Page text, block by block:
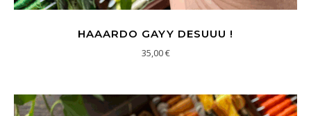
HAAARDO GAYY DESUUU !
35,00€